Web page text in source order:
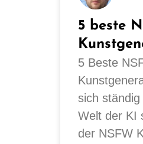
5 beste
5 Beste
sich
Welt der KI
der NSFW